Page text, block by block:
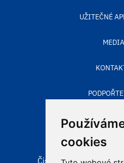
cookies
UŽITEČNÉ
MEDIA
STAV
Čisté nebe, obecně